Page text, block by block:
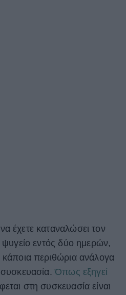
έχετε καταναλώσει τον
ψυγείο εντός δύο ημερών,
περιθώρια ανάλογα
συσκευασία.Όπως εξηγεί
στη συσκευασία είναι